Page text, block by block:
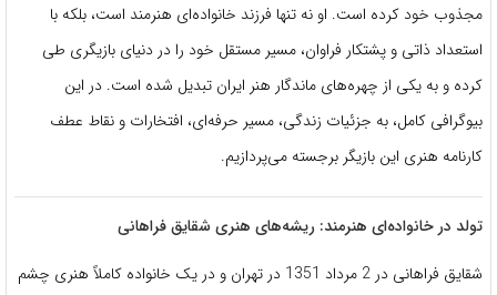
مجذوب خود کرده است. او نه تنها فرزند خانواده‌ای هنرمند است، بلکه با
استعداد ذاتی و پشتکار فراوان، مسیر مستقل خود را در دنیای بازیگری طی
کرده و به یکی از چهره‌های ماندگار هنر ایران تبدیل شده است. در این
بیوگرافی کامل، به جزئیات زندگی، مسیر حرفه‌ای، افتخارات و نقاط عطف
کارنامه هنری این بازیگر برجسته می‌پردازیم.
تولد در خانواده‌ای هنرمند: ریشه‌های هنری شقایق فراهانی
شقایق فراهانی در 2 مرداد 1351 در تهران و در یک خانواده کاملاً هنری چشم